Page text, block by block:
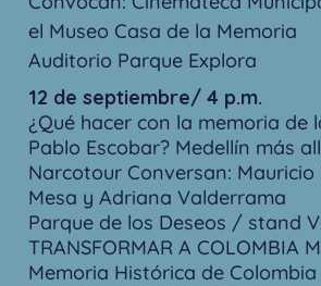
el Museo Casa de la Memoria
Auditorio Parque Explora
12 de septiembre/ 4 p.m.
¿Qué hacer con la memoria de
Pablo Escobar? Medellín más
Narcotour Conversan: Mauricio
Mesa y Adriana Valderrama
Parque de los Deseos / stand
TRANSFORMAR A COLOMBIA
Memoria Histórica de Colombia